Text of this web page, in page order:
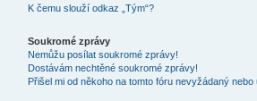
K čemu slouží odkaz „Tým“?
Soukromé zprávy
Nemůžu posílat soukromé zprávy!
Dostávám nechtěné soukromé zprávy!
Přišel mi od někoho na tomto fóru nevyžádaný nebo